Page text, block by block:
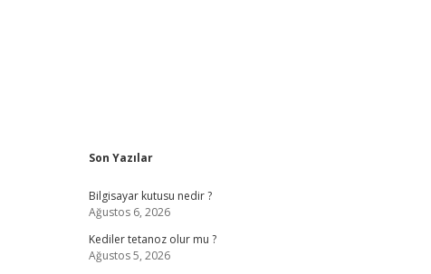
Sidebar
Son Yazılar
Bilgisayar kutusu nedir ?
Ağustos 6, 2026
Kediler tetanoz olur mu ?
Ağustos 5, 2026